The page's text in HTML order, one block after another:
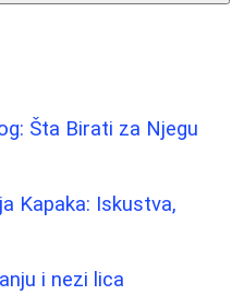
Šta Birati za Njegu
Kapaka: Iskustva,
i nezi lica